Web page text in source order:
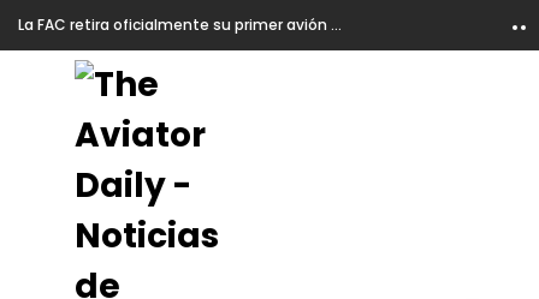
La FAC retira oficialmente su primer avión Kfir y lo exhibe en el CACOM 1